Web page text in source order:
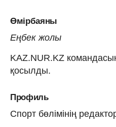
Өмірбаяны
Еңбек жолы
KAZ.NUR.KZ
қосылды.
Профиль
Спорт бөлімінің